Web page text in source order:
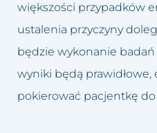
większości przypadków
ustalenia przyczyny
będzie wykonanie
wyniki będą
pokierować pacjentkę